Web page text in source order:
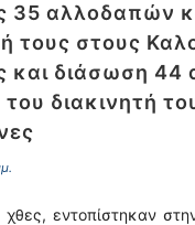
35 αλλοδαπών
τους στους
και διάσωση
διακινητή
εντοπίστηκαν